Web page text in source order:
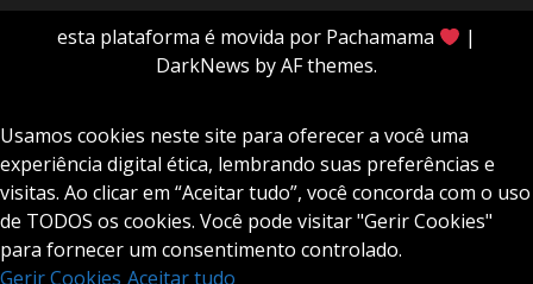
esta plataforma é movida por Pachamama
|
DarkNews by AF themes.
Usamos cookies neste site para oferecer a você uma
experiência digital ética, lembrando suas preferências e
visitas. Ao clicar em “Aceitar tudo”, você concorda com o uso
de TODOS os cookies. Você pode visitar "Gerir Cookies"
para fornecer um consentimento controlado.
Gerir Cookies Aceitar tudo